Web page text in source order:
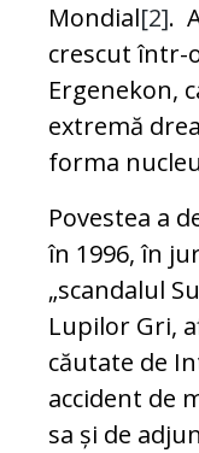
Mondial[2].
crescut într-
Ergenekon,
extremă
forma
Povestea a
în 1996, în
„scandalul
Lupilor Gri,
căutate de
accident de
sa și de